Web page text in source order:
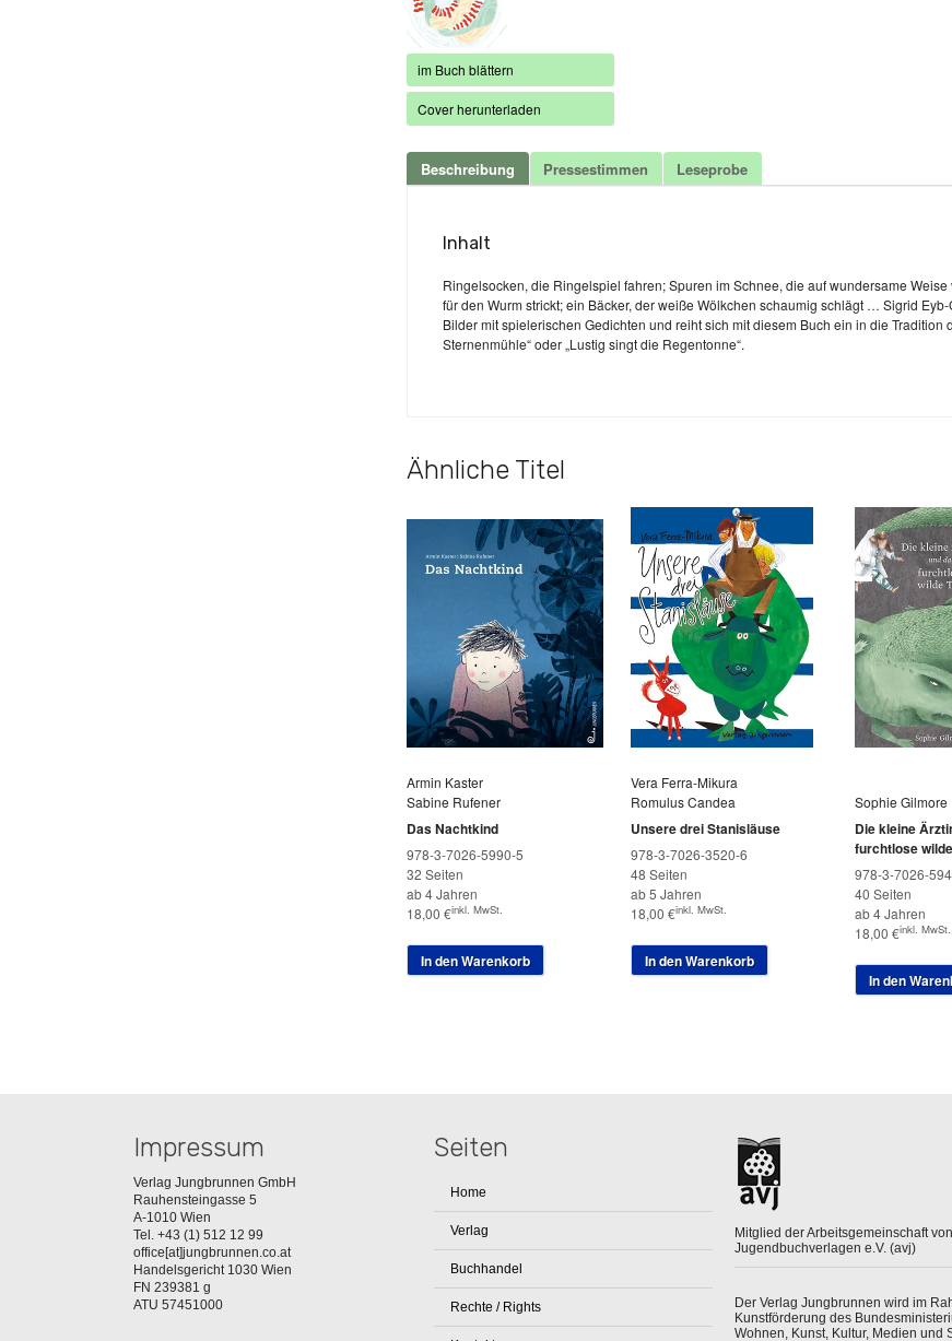
im Buch blättern
Cover herunterladen
Beschreibung Pressestimmen Leseprobe
Inhalt
Ringelsocken, die Ringelspiel fahren; Spuren im Schnee, die auf wundersame
für den Wurm strickt; ein Bäcker, der weiße Wölkchen schaumig schlägt … Sigrid
Bilder mit spielerischen Gedichten und reiht sich mit diesem Buch ein in die Tradition
Sternenmühle“ oder „Lustig singt die Regentonne“.
Ähnliche Titel
Armin Kaster
Sabine Rufener
Das Nachtkind
978-3-7026-5990-5
32 Seiten
ab 4 Jahren
18,00 €inkl. MwSt.
In den Warenkorb
Vera Ferra-Mikura
Romulus Candea
Unsere drei Stanisläuse
978-3-7026-3520-6
48 Seiten
ab 5 Jahren
18,00 €inkl. MwSt.
In den Warenkorb
Sophie Gilmore
Die kleine
furchtlose
978-3-7026-
40 Seiten
ab 4 Jahren
18,00 €inkl. MwSt.
In den
Impressum
Verlag Jungbrunnen GmbH
Rauhensteingasse 5
A-1010 Wien
Tel. +43 (1) 512 12 99
office[at]jungbrunnen.co.at
Handelsgericht 1030 Wien
FN 239381 g
ATU 57451000
Seiten
Home
Verlag
Buchhandel
Rechte / Rights
Mitglied der Arbeitsgemeinschaft von
Jugendbuchverlagen e.V. (avj)
Der Verlag Jungbrunnen wird im
Kunstförderung des
Wohnen, Kunst, Kultur, Medien und